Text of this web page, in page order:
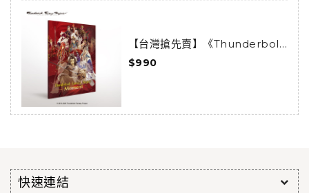
【台灣搶先賣】《Thunderbolt
Fantasy 東離劍遊紀》-
Moments-
$990
快速連結